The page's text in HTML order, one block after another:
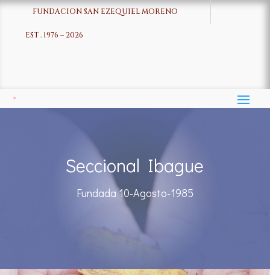
FUNDACION SAN EZEQUIEL MORENO
EST . 1976 – 2026
Seccional Ibague
Fundada 10-Agosto-1985